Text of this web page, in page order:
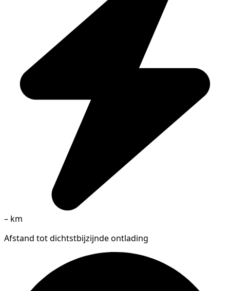
– km
Afstand tot dichtstbijzijnde ontlading